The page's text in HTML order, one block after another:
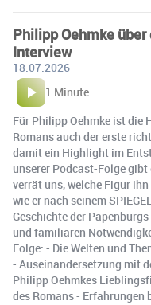
Philipp Oehmke
Interview
18.07.2026
1 Minute
Für Philipp Oehmke ist die
Romans auch der erste
damit ein Highlight im
unserer Podcast-Folge
verrät uns, welche Figur
wie er nach seinem
Geschichte der
und familiären
Folge: - Die Welten und
- Auseinandersetzung mit
Philipp Oehmkes
des Romans - Erfahrungen